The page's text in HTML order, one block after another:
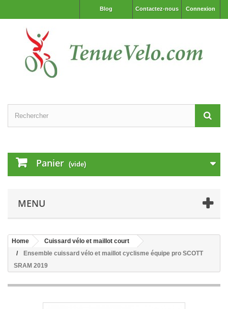
Connexion
Contactez-nous
Blog
Panier (vide)
MENU
Home
Cuissard vélo et maillot court
Ensemble cuissard vélo et maillot cyclisme équipe pro SCOTT
SRAM 2019